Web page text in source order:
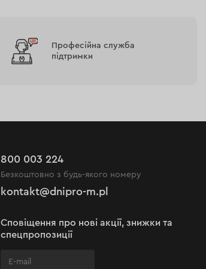
Професійна служба
підтримки
800 003 224
Безкоштовно з будь-якого номеру
kontakt@dnipro-m.pl
Сповіщення про нові акції, знижки та
спецпропозиції